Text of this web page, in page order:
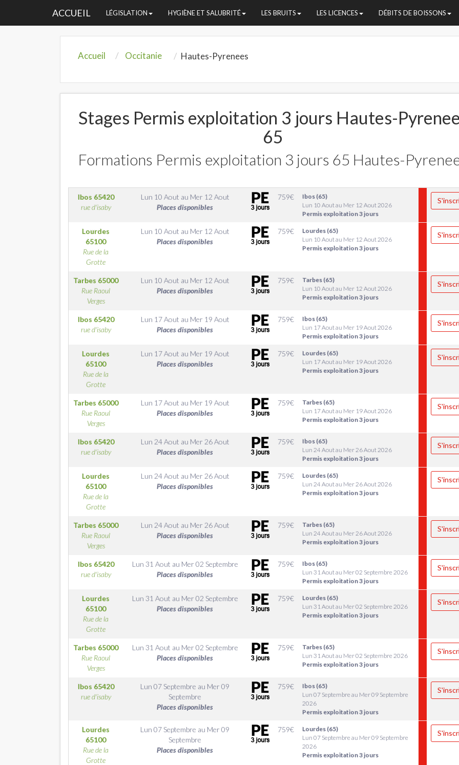
ACCUEIL LÉGISLATION HYGIÈNE ET SALUBRITÉ LES BRUITS LES LICENCES DÉBITS DE BOISSONS
Accueil Occitanie Hautes-Pyrenees
Stages Permis exploitation 3 jours Hautes-
65
Formations Permis exploitation 3 jours 65 Hautes-
Ibos 65420
rue d'isaby
Lun 10 Aout au Mer 12 Aout
Places disponibles
759€
Ibos (65)
Lun 10 Aout au Mer 12 Aout 2026
Permis exploitation 3 jours
Lourdes
65100
Rue de la
Grotte
Lun 10 Aout au Mer 12 Aout
Places disponibles
759€
Lourdes (65)
Lun 10 Aout au Mer 12 Aout 2026
Permis exploitation 3 jours
Tarbes 65000
Rue Raoul
Verges
Lun 10 Aout au Mer 12 Aout
Places disponibles
759€
Tarbes (65)
Lun 10 Aout au Mer 12 Aout 2026
Permis exploitation 3 jours
Ibos 65420
rue d'isaby
Lun 17 Aout au Mer 19 Aout
Places disponibles
759€
Ibos (65)
Lun 17 Aout au Mer 19 Aout 2026
Permis exploitation 3 jours
Lourdes
65100
Rue de la
Grotte
Lun 17 Aout au Mer 19 Aout
Places disponibles
759€
Lourdes (65)
Lun 17 Aout au Mer 19 Aout 2026
Permis exploitation 3 jours
Tarbes 65000
Rue Raoul
Verges
Lun 17 Aout au Mer 19 Aout
Places disponibles
759€
Tarbes (65)
Lun 17 Aout au Mer 19 Aout 2026
Permis exploitation 3 jours
Ibos 65420
rue d'isaby
Lun 24 Aout au Mer 26 Aout
Places disponibles
759€
Ibos (65)
Lun 24 Aout au Mer 26 Aout 2026
Permis exploitation 3 jours
Lourdes
65100
Rue de la
Grotte
Lun 24 Aout au Mer 26 Aout
Places disponibles
759€
Lourdes (65)
Lun 24 Aout au Mer 26 Aout 2026
Permis exploitation 3 jours
Tarbes 65000
Rue Raoul
Verges
Lun 24 Aout au Mer 26 Aout
Places disponibles
759€
Tarbes (65)
Lun 24 Aout au Mer 26 Aout 2026
Permis exploitation 3 jours
Ibos 65420
rue d'isaby
Lun 31 Aout au Mer 02 Septembre
Places disponibles
759€
Ibos (65)
Lun 31 Aout au Mer 02 Septembre 2026
Permis exploitation 3 jours
Lourdes
65100
Rue de la
Grotte
Lun 31 Aout au Mer 02 Septembre
Places disponibles
759€
Lourdes (65)
Lun 31 Aout au Mer 02 Septembre 2026
Permis exploitation 3 jours
Tarbes 65000
Rue Raoul
Verges
Lun 31 Aout au Mer 02 Septembre
Places disponibles
759€
Tarbes (65)
Lun 31 Aout au Mer 02 Septembre 2026
Permis exploitation 3 jours
Ibos 65420
rue d'isaby
Lun 07 Septembre au Mer 09
Septembre
Places disponibles
759€
Ibos (65)
Lun 07 Septembre au Mer 09 Septembre
2026
Permis exploitation 3 jours
Lourdes
65100
Rue de la
Grotte
Lun 07 Septembre au Mer 09
Septembre
Places disponibles
759€
Lourdes (65)
Lun 07 Septembre au Mer 09 Septembre
2026
Permis exploitation 3 jours